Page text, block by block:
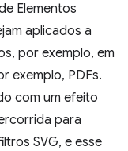
Elementos
aplicados a
por exemplo, em
exemplo, PDFs.
com um efeito
para
SVG, e esse